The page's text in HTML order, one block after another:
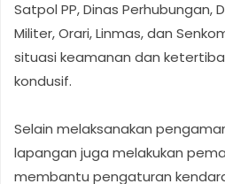
Satpol PP, Dinas Perhubungan,
Militer, Orari, Linmas, dan
situasi keamanan dan
kondusif.
Selain melaksanakan
lapangan juga melakukan
membantu pengaturan